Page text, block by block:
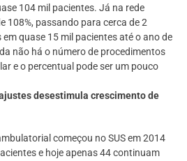
104 mil pacientes. Já na rede
108%, passando para cerca de 2
quase 15 mil pacientes até o ano de
não há o número de procedimentos
e o percentual pode ser um pouco
desestimula crescimento de
começou no SUS em 2014
e hoje apenas 44 continuam